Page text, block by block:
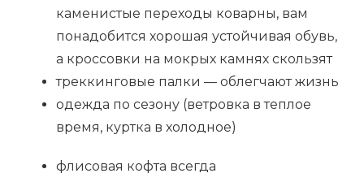
каменистые переходы коварны, вам
понадобится хорошая устойчивая обувь,
а кроссовки на мокрых камнях скользят
треккинговые палки — облегчают жизнь
одежда по сезону (ветровка в теплое
время, куртка в холодное)
флисовая кофта всегда